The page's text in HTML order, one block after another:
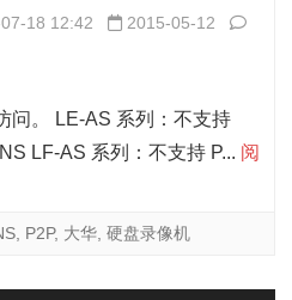
18 12:42 2015-05-12 大
盘
问。 LE-AS 系列：不支持
LF-AS 系列：不支持 P... 阅
P2P, 大华 硬盘录像机